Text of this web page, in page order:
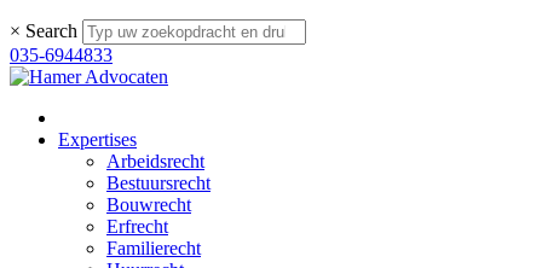
× Search
035-6944833
Expertises
Arbeidsrecht
Bestuursrecht
Bouwrecht
Erfrecht
Familierecht